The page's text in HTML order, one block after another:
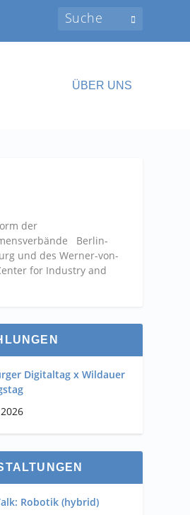
ÜBER UNS
der
Berlin-
und des Werner-von-
for Industry and
Digitaltag x Wildauer
Robotik (hybrid)